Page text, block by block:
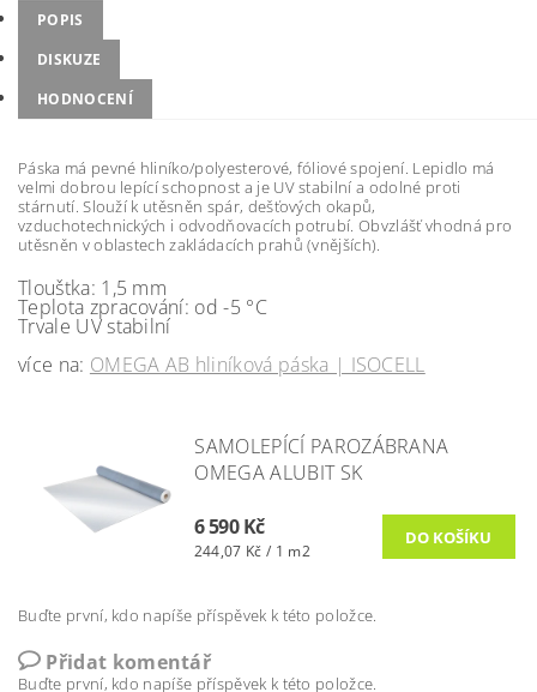
POPIS
DISKUZE
HODNOCENÍ
Páska má pevné hliníko/polyesterové, fóliové spojení. Lepidlo má
velmi dobrou lepící schopnost a je UV stabilní a odolné proti
stárnutí. Slouží k utěsněn spár, dešťových okapů,
vzduchotechnických i odvodňovacích potrubí. Obvzlášť vhodná pro
utěsněn v oblastech zakládacích prahů (vnějších).
Tlouštka: 1,5 mm
Teplota zpracování: od -5 °C
Trvale UV stabilní
více na: OMEGA AB hliníková páska | ISOCELL
SAMOLEPÍCÍ PAROZÁBRANA
OMEGA ALUBIT SK
6 590 Kč
244,07 Kč / 1 m2
Buďte první, kdo napíše příspěvek k této položce.
Přidat komentář
Buďte první, kdo napíše příspěvek k této položce.